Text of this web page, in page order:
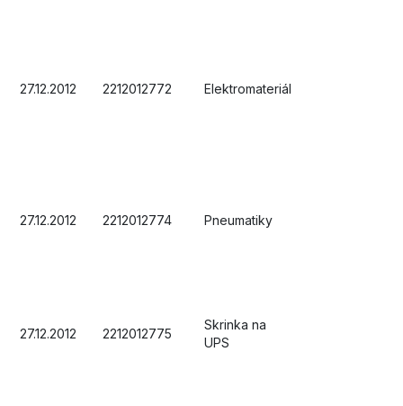
27.12.2012 2212012772 Elektromateriál
27.12.2012 2212012774 Pneumatiky
27.12.2012 2212012775
Skrinka na
UPS